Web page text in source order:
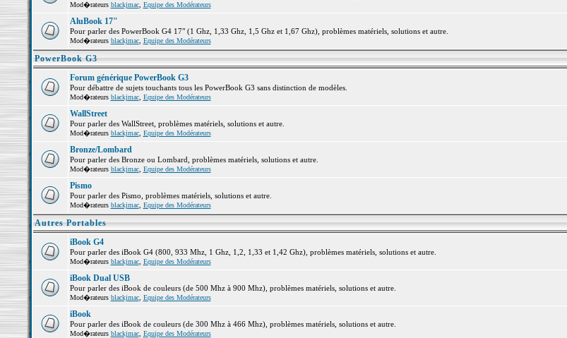
Mod�rateurs blackjmac, Equipe des Modérateurs
AluBook 17"
Pour parler des PowerBook G4 17" (1 Ghz, 1,33 Ghz, 1,5 Ghz et 1,67 Ghz), problèmes matériels, solutions et autre.
Mod�rateurs blackjmac, Equipe des Modérateurs
PowerBook G3
Forum générique PowerBook G3
Pour débattre de sujets touchants tous les PowerBook G3 sans distinction de modèles.
Mod�rateurs blackjmac, Equipe des Modérateurs
WallStreet
Pour parler des WallStreet, problèmes matériels, solutions et autre.
Mod�rateurs blackjmac, Equipe des Modérateurs
Bronze/Lombard
Pour parler des Bronze ou Lombard, problèmes matériels, solutions et autre.
Mod�rateurs blackjmac, Equipe des Modérateurs
Pismo
Pour parler des Pismo, problèmes matériels, solutions et autre.
Mod�rateurs blackjmac, Equipe des Modérateurs
Autres Portables
iBook G4
Pour parler des iBook G4 (800, 933 Mhz, 1 Ghz, 1,2, 1,33 et 1,42 Ghz), problèmes matériels, solutions et autre.
Mod�rateurs blackjmac, Equipe des Modérateurs
iBook Dual USB
Pour parler des iBook de couleurs (de 500 Mhz à 900 Mhz), problèmes matériels, solutions et autre.
Mod�rateurs blackjmac, Equipe des Modérateurs
iBook
Pour parler des iBook de couleurs (de 300 Mhz à 466 Mhz), problèmes matériels, solutions et autre.
Mod�rateurs blackjmac, Equipe des Modérateurs